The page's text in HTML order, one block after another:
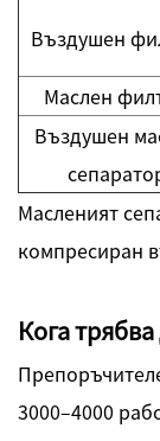
Въздушен
Маслен
Въздушен
Масленият
компресиран
Кога
3000–4000